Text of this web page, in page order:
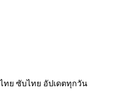
ทย ซับไทย อัปเดตทุกวัน